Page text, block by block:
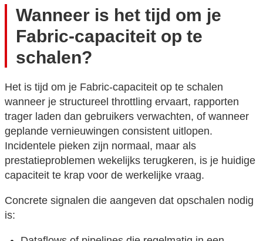
Wanneer is het tijd om je
Fabric-capaciteit op te
schalen?
Het is tijd om je Fabric-capaciteit op te schalen
wanneer je structureel throttling ervaart, rapporten
trager laden dan gebruikers verwachten, of wanneer
geplande vernieuwingen consistent uitlopen.
Incidentele pieken zijn normaal, maar als
prestatieproblemen wekelijks terugkeren, is je huidige
capaciteit te krap voor de werkelijke vraag.
Concrete signalen die aangeven dat opschalen nodig
is: